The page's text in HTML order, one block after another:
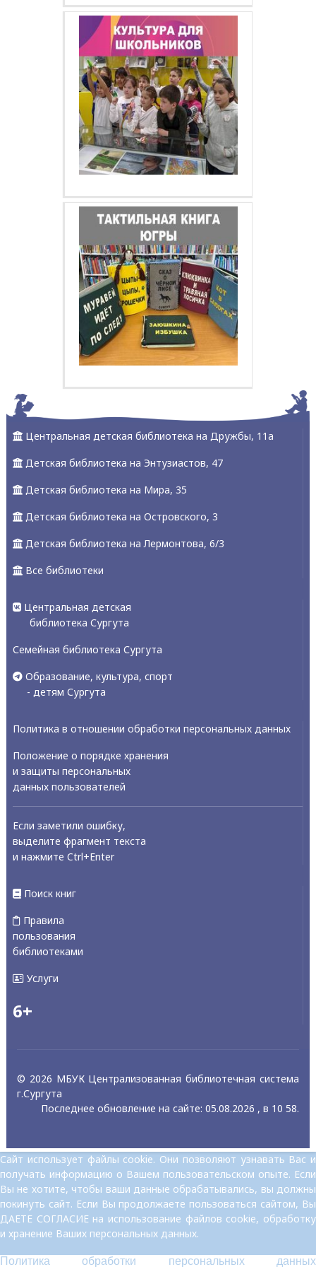
Центральная детская библиотека на Дружбы, 11а
Детская библиотека на Энтузиастов, 47
Детская библиотека на Мира, 35
Детская библиотека на Островского, 3
Детская библиотека на Лермонтова, 6/3
Все библиотеки
Центральная детская
библиотека Сургута
Семейная библиотека Сургута
Образование, культура, спорт
- детям Сургута
Политика в отношении обработки персональных данных
Положение о порядке хранения
и защиты персональных
данных пользователей
Если заметили ошибку,
выделите фрагмент текста
и нажмите Ctrl+Enter
Поиск книг
Правила
пользования
библиотеками
Услуги
6+
© 2026 МБУК Централизованная библиотечная система
г.Сургута
Последнее обновление на сайте: 05.08.2026 , в 10 58.
Сайт использует файлы cookie. Они позволяют узнавать Вас и
получать информацию о Вашем пользовательском опыте. Если
Вы не хотите, чтобы ваши данные обрабатывались, вы должны
покинуть сайт. Если Вы продолжаете пользоваться сайтом, Вы
ДАЕТЕ СОГЛАСИЕ на использование файлов cookie, обработку
и хранение Ваших персональных данных.
Политика обработки персональных данных